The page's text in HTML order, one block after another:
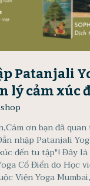
Patanjali
lý cảm xúc
ơn bạn đã
nhập Patanjali
đến tu tập"! Đây
Cổ Điển do Học
Viện Yoga